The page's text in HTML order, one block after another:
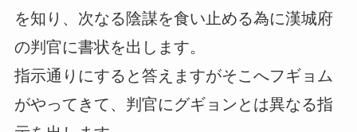
を知り、次なる陰謀を食い止める為に漢城府
の判官に書状を出します。
指示通りにすると答えますがそこへフギョム
がやってきて、判官にグギョンとは異なる指